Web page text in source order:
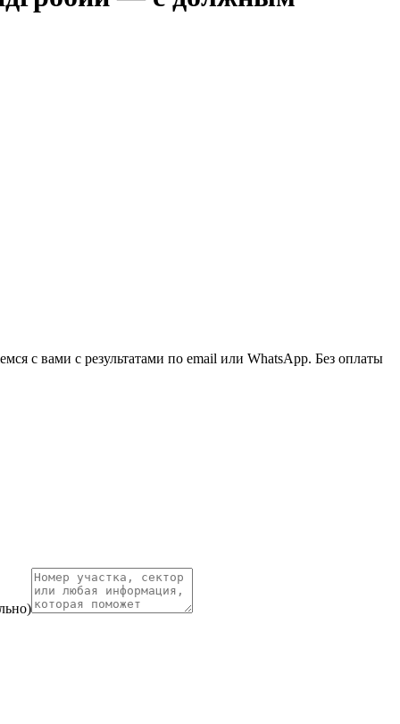
с вами с результатами по email или WhatsApp. Без оплаты